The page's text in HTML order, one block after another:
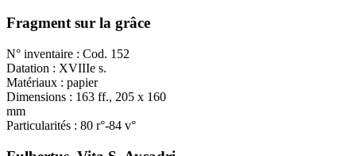
Fragment sur la grâce
N° inventaire : Cod. 152
Datation : XVIIIe s.
Matériaux : papier
Dimensions : 163 ff., 205 x 160
mm
Particularités : 80 r°-84 v°